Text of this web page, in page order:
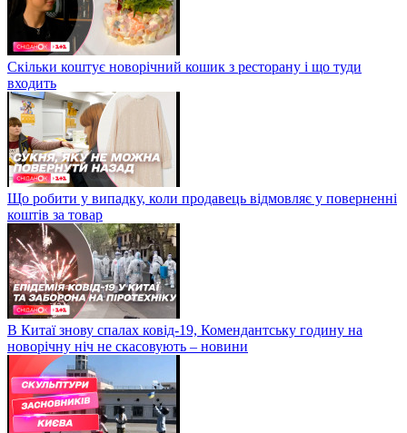
Скільки коштує новорічний кошик з ресторану і що туди
входить
Що робити у випадку, коли продавець відмовляє у поверненні
коштів за товар
В Китаї знову спалах ковід-19, Комендантську годину на
новорічну ніч не скасовують – новини